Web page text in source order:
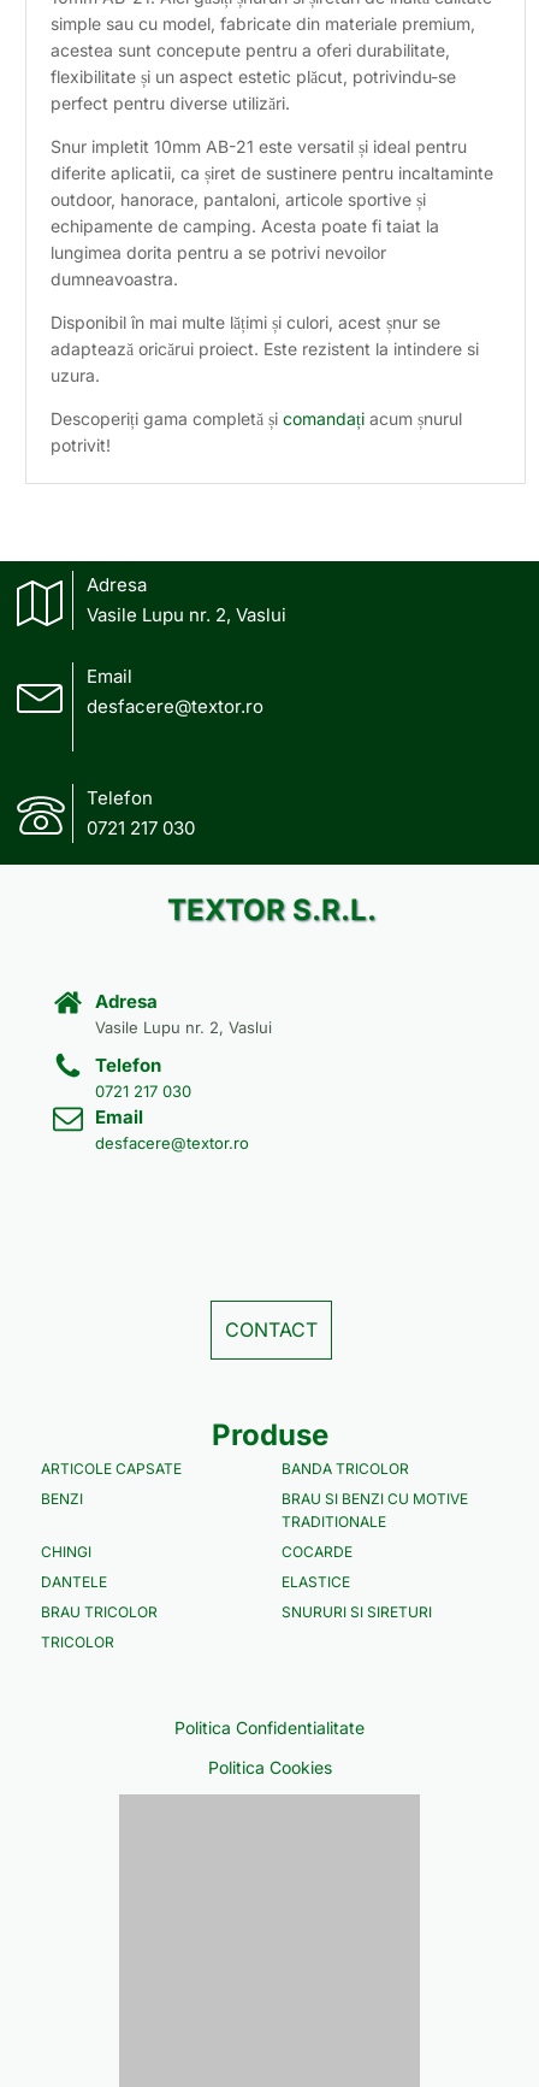
simple sau cu model, fabricate din materiale premium,
acestea sunt concepute pentru a oferi durabilitate,
flexibilitate și un aspect estetic plăcut, potrivindu-se
perfect pentru diverse utilizări.
Snur impletit 10mm AB-21 este versatil și ideal pentru
diferite aplicatii, ca șiret de sustinere pentru incaltaminte
outdoor, hanorace, pantaloni, articole sportive și
echipamente de camping. Acesta poate fi taiat la
lungimea dorita pentru a se potrivi nevoilor
dumneavoastra.
Disponibil în mai multe lățimi și culori, acest șnur se
adaptează oricărui proiect. Este rezistent la intindere si
uzura.
Descoperiți gama completă șicomandați acum șnurul
potrivit!
Adresa
Vasile Lupu nr. 2, Vaslui
Email
desfacere@textor.ro
Telefon
0721 217 030
TEXTOR S.R.L.
Adresa
Vasile Lupu nr. 2, Vaslui
Telefon
0721 217 030
Email
desfacere@textor.ro
CONTACT
Produse
ARTICOLE CAPSATE
BANDA TRICOLOR
BENZI
BRAU SI BENZI CU MOTIVE
TRADITIONALE
CHINGI
COCARDE
DANTELE
ELASTICE
BRAU TRICOLOR
SNURURI SI SIRETURI
TRICOLOR
Politica Confidentialitate
Politica Cookies